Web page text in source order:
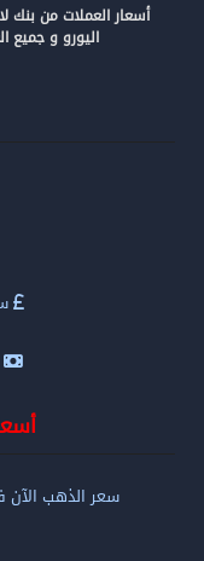
أسعار العملات من بنك
اليورو و جميع
سعر الذهب